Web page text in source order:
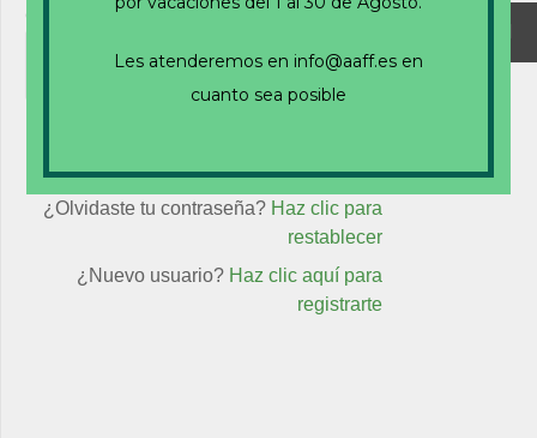
Contraseña
¿Olvidaste tu contraseña? Haz clic para
restablecer
¿Nuevo usuario? Haz clic aquí para
registrarte
Les atenderemos en info@aaff.es en
cuanto sea posible